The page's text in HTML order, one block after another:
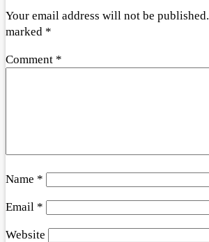
Your email address will not be published.
marked *
Comment *
Name *
Email *
Website